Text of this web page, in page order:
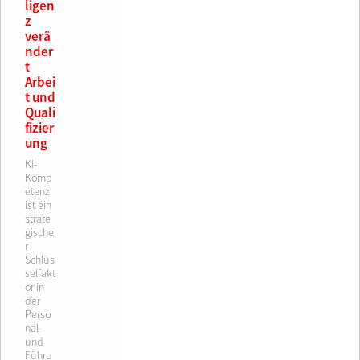
ligen
z
verä
nder
t
Arbei
t und
Quali
fizier
ung
KI-
Komp
etenz
ist ein
strate
gische
r
Schlüs
selfakt
or in
der
Perso
nal-
und
Führu